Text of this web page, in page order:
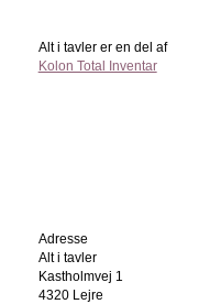
Alt i tavler er en del af
Kolon Total Inventar
Adresse
Alt i tavler
Kastholmvej 1
4320 Lejre